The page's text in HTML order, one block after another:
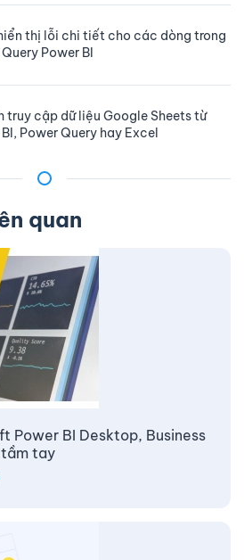
thị lỗi chi tiết cho các dòng trong
Power BI
truy cập dữ liệu Google Sheets từ
Power Query hay Excel
quan
Power BI Desktop, Business
tay